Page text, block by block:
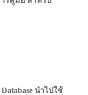
นำไปใช้